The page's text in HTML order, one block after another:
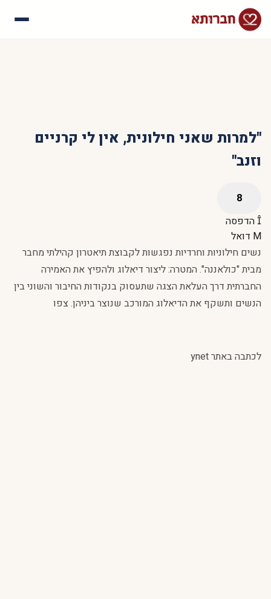
"למרות שאני חילונית, אין לי קרניים
וזנב"
הדפסה
דואל
נשים חילוניות וחרדיות נפגשות לקבוצת תיאטרון קהילתי מחבר
מבית "כולאננה". המטרה: ליצור דיאלוג ולהפיץ את האמירה
החברתית דרך העלאת הצגה שתעסוק בנקודות החיבור והשוני בין
הנשים ותשקף את הדיאלוג המורכב שנוצר ביניהן. צפו
לכתבה באתר ynet